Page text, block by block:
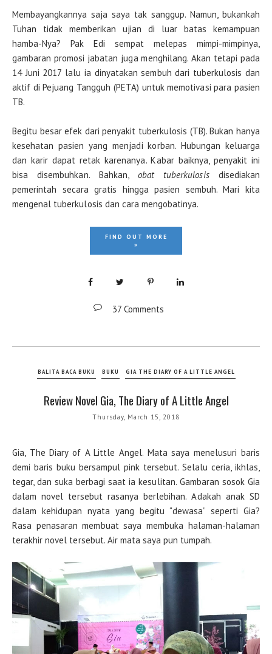
Membayangkannya saja saya tak sanggup. Namun, bukankah
Tuhan tidak memberikan ujian di luar batas kemampuan
hamba-Nya? Pak Edi sempat melepas mimpi-mimpinya,
gambaran promosi jabatan juga menghilang. Akan tetapi pada
14 Juni 2017 lalu ia dinyatakan sembuh dari tuberkulosis dan
aktif di Pejuang Tangguh (PETA) untuk memotivasi para pasien
TB.
Begitu besar efek dari penyakit tuberkulosis (TB). Bukan hanya
kesehatan pasien yang menjadi korban. Hubungan keluarga
dan karir dapat retak karenanya. Kabar baiknya, penyakit ini
bisa disembuhkan. Bahkan, obat tuberkulosisdisediakan
pemerintah secara gratis hingga pasien sembuh. Mari kita
mengenal tuberkulosis dan cara mengobatinya.
FIND OUT MORE
»
37 Comments
BALITA BACA BUKU BUKU GIA THE DIARY OF A LITTLE ANGEL
Review Novel Gia, The Diary of A Little Angel
Thursday, March 15, 2018
Gia, The Diary of A Little Angel. Mata saya menelusuri baris
demi baris buku bersampul pink tersebut. Selalu ceria, ikhlas,
tegar, dan suka berbagi saat ia kesulitan. Gambaran sosok Gia
dalam novel tersebut rasanya berlebihan. Adakah anak SD
dalam kehidupan nyata yang begitu “dewasa” seperti Gia?
Rasa penasaran membuat saya membuka halaman-halaman
terakhir novel tersebut. Air mata saya pun tumpah.